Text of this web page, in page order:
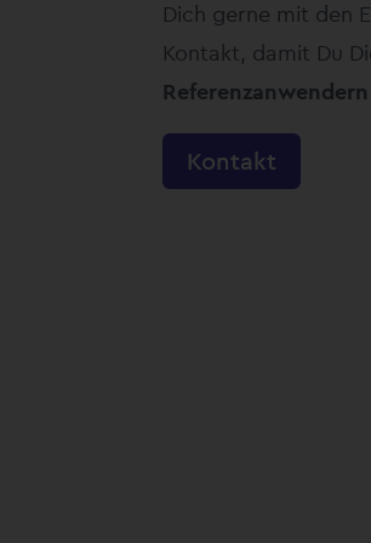
Dich gerne mit den
Kontakt, damit Du
Kontakt